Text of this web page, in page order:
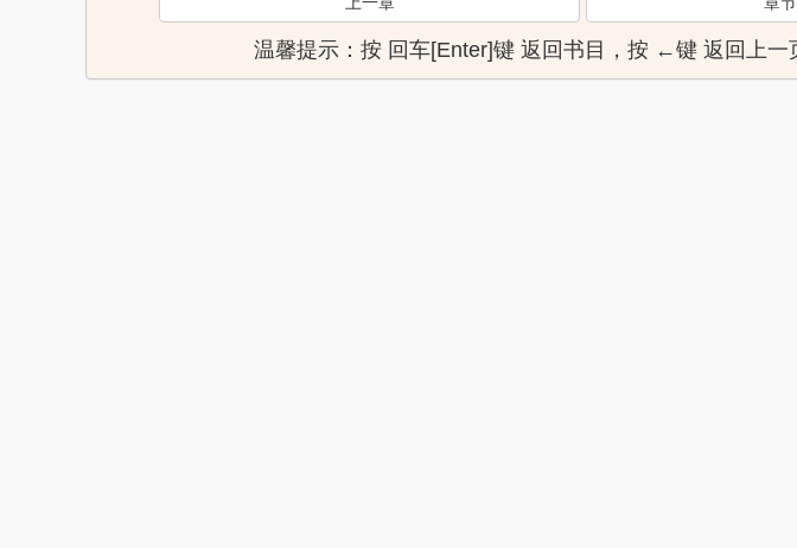
温馨提示：按 回车[Enter]键 返回书目，按 ←键 返回上